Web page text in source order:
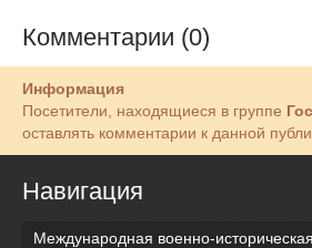
Комментарии (0)
Информация
Посетители, находящиеся в группе
оставлять комментарии к данной
Навигация
Международная военно-